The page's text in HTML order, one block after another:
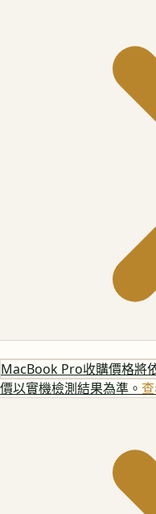
MacBook Pro收購價格將
價以實機檢測結果為準。